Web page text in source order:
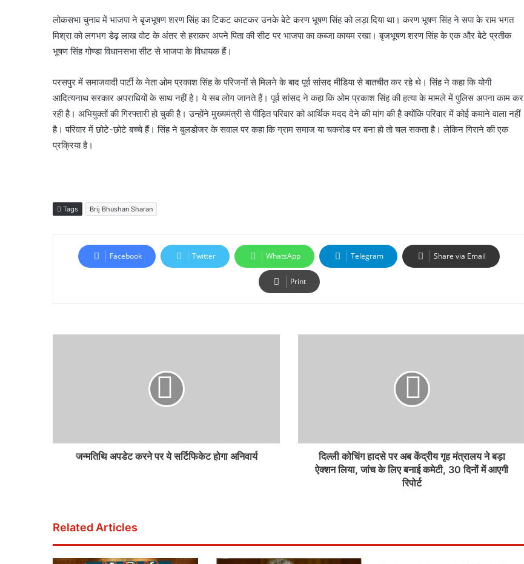
लोकसभा चुनाव में भाजपा ने बृजभूषण शरण सिंह का टिकट काटकर उनके बेटे करण भूषण सिंह को लड़ा दिया था। करण भूषण सिंह ने सपा के राम भगत
मिश्रा को लगभग डेढ़ लाख वोट के अंतर से हराकर अपने पिता की सीट पर भाजपा का कब्जा कायम रखा। बृजभूषण शरण सिंह के एक और बेटे प्रतीक
भूषण सिंह गोण्डा विधानसभा सीट से भाजपा के विधायक हैं।
परसपुर में समाजवादी पार्टी के नेता ओम प्रकाश सिंह के परिजनों से मिलने के बाद पूर्व सांसद मीडिया से बातचीत कर रहे थे। सिंह ने कहा कि योगी
आदित्यनाथ सरकार अपराधियों के साथ नहीं है। ये सब लोग जानते हैं। पूर्व सांसद ने कहा कि ओम प्रकाश सिंह की हत्या के मामले में पुलिस अपना काम कर
रही है। अभियुक्तों की गिरफ्तारी हो चुकी है। उन्होंने मुख्यमंत्री से पीड़ित परिवार को आर्थिक मदद देने की मांग की है क्योंकि परिवार में कोई कमाने वाला नहीं
है। परिवार में छोटे-छोटे बच्चे हैं। सिंह ने बुलडोजर के सवाल पर कहा कि ग्राम समाज या चकरोड पर बना हो तो चल सकता है। लेकिन गिराने की एक
प्रक्रिया है।
Tags Brij Bhushan Sharan
Facebook Twitter WhatsApp Telegram Share via Email
Print
जन्मतिथि अपडेट करने पर ये सर्टिफिकेट होगा अनिवार्य
दिल्ली कोचिंग हादसे पर अब केंद्रीय गृह मंत्रालय ने बड़ा
ऐक्शन लिया, जांच के लिए बनाई कमेटी, 30 दिनों में आएगी
रिपोर्ट
Related Articles